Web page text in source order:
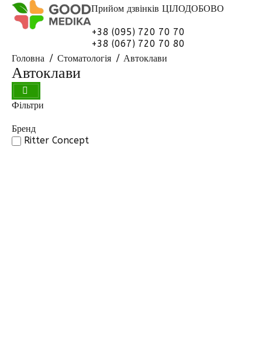
Прийом дзвінків ЦІЛОДОБОВО
+38 (095) 720 70 70
+38 (067) 720 70 80
Головна
Стоматологія Автоклави
Автоклави
Фільтри
Бренд
Ritter Concept